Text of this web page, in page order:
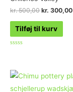
kr.500,00 kr. 300,00
Tilføj til kurv
5